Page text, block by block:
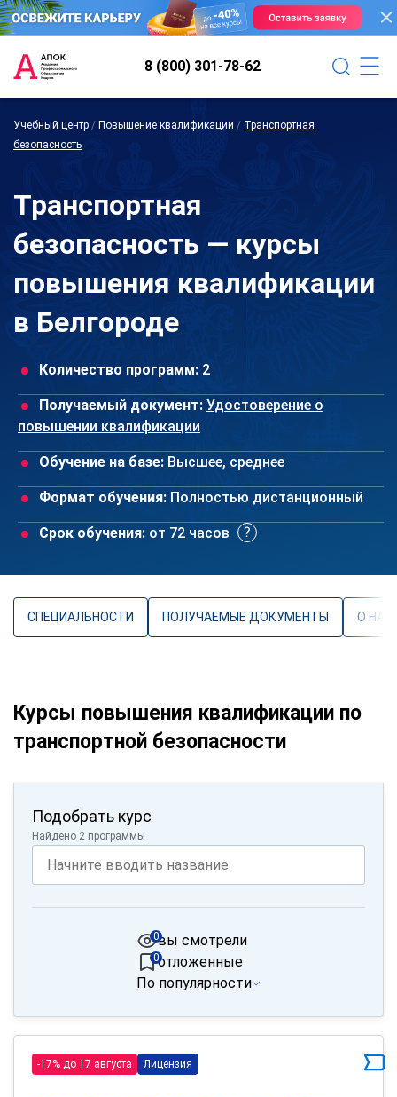
8 (800) 301-78-62
Учебный центр / Повышение квалификации / Транспортная
безопасность
Транспортная
безопасность — курсы
повышения квалификации
в Белгороде
Количество программ: 2
Получаемый документ: Удостоверение о
повышении квалификации
Обучение на базе: Высшее, среднее
Формат обучения: Полностью дистанционный
Срок обучения: от 72 часов
СПЕЦИАЛЬНОСТИ ПОЛУЧАЕМЫЕ ДОКУМЕНТЫ О
Курсы повышения квалификации по
транспортной безопасности
Подобрать курс
Найдено 2 программы
вы смотрели
0
отложенные
0
По популярности
-17% до 17 августа Лицензия